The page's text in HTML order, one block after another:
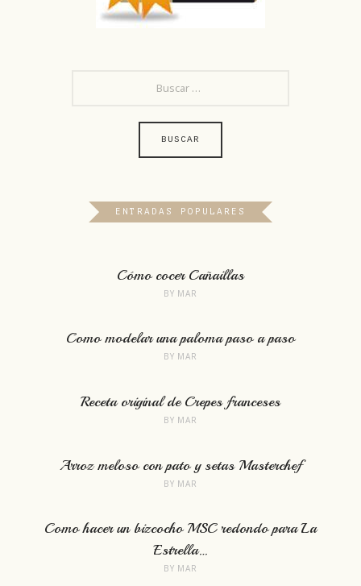
ENTRADAS POPULARES
Cómo cocer Cañaillas
BY MAR
Como modelar una paloma paso a paso
BY MAR
Receta original de Crepes franceses
BY MAR
Arroz meloso con pato y setas Masterchef
BY MAR
Como hacer un bizcocho MSC redondo para La
Estrella…
BY MAR